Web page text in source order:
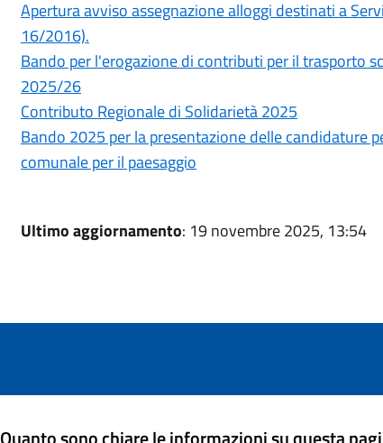
Apertura avviso assegnazione alloggi destinati a
16/2016).
Bando per l'erogazione di contributi per il trasporto
2025/26
Contributo Regionale di Solidarietà 2025
Bando 2025 per la presentazione delle candidature
comunale per il paesaggio
Ultimo aggiornamento: 19 novembre 2025, 13:54